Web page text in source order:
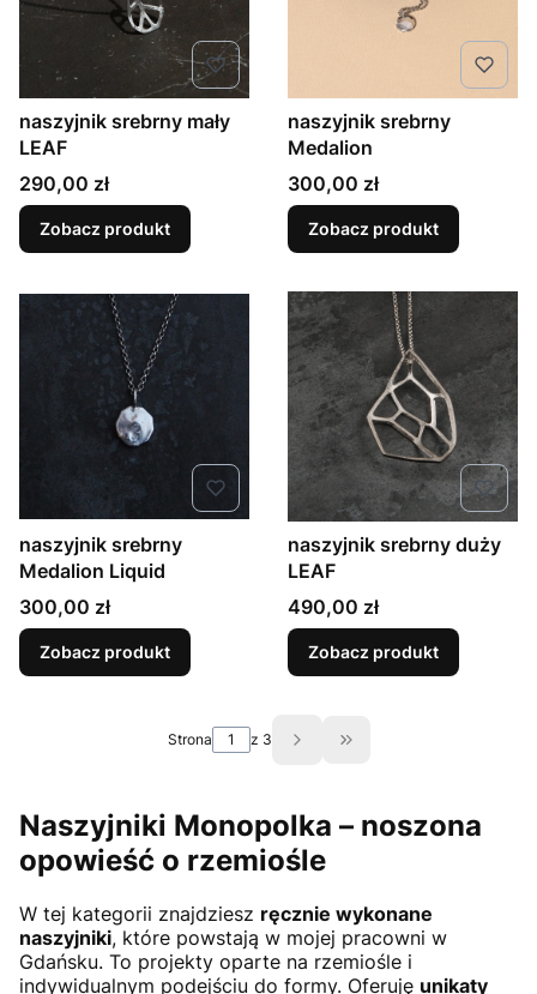
naszyjnik srebrny mały
LEAF
Cena
290,00 zł
Zobacz produkt
naszyjnik srebrny
Medalion
Cena
300,00 zł
Zobacz produkt
naszyjnik srebrny
Medalion Liquid
Cena
300,00 zł
Zobacz produkt
naszyjnik srebrny duży
LEAF
Cena
490,00 zł
Zobacz produkt
Strona z 3 Przejdź do ostatniej
Naszyjniki Monopolka – noszona
opowieść o rzemiośle
W tej kategorii znajdziesz ręcznie wykonane
naszyjniki, które powstają w mojej pracowni w
Gdańsku. To projekty oparte na rzemiośle i
indywidualnym podejściu do formy. Oferuję unikaty